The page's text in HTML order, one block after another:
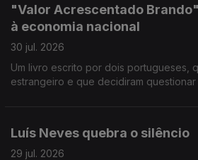
"Valor Acrescentado
à economia nacional
30 jul. 2026
Um livro escrito por dois portugueses,
estrangeiro e que decidiram
Luís Neves quebra o silêncio
29 jul. 2026